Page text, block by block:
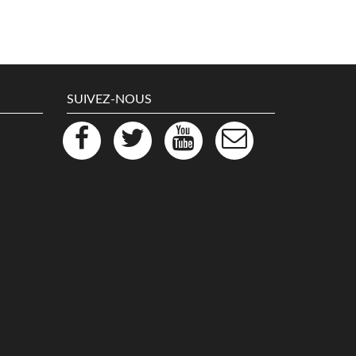
SUIVEZ-NOUS